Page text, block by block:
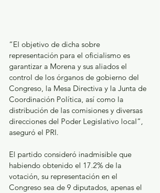
“El objetivo de dicha sobre
representación para el oficialismo es
garantizar a Morena y sus aliados el
control de los órganos de gobierno del
Congreso, la Mesa Directiva y la Junta de
Coordinación Política, así como la
distribución de las comisiones y diversas
direcciones del Poder Legislativo local”,
aseguró el PRI.
El partido consideró inadmisible que
habiendo obtenido el 17.2% de la
votación, su representación en el
Congreso sea de 9 diputados, apenas el